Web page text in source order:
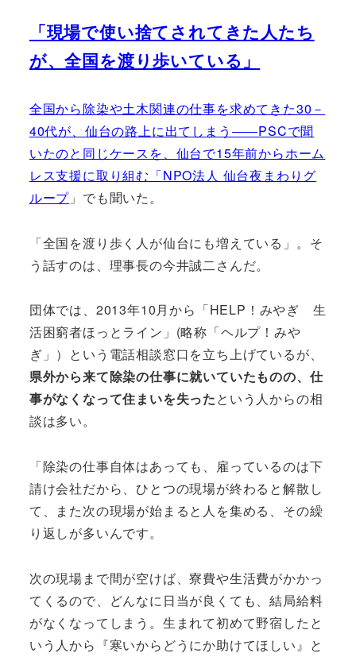
「現場で使い捨てされてきた人たち
が、全国を渡り歩いている」
全国から除染や土木関連の仕事を求めてきた30－
40代が、仙台の路上に出てしまう――PSCで聞
いたのと同じケースを、仙台で15年前からホーム
レス支援に取り組む「NPO法人 仙台夜まわりグ
ループ 」でも聞いた。
「全国を渡り歩く人が仙台にも増えている」。そ
う話すのは、理事長の今井誠二さんだ。
団体では、2013年10月から「HELP！みやぎ 生
活困窮者ほっとライン」(略称「ヘルプ！みや
ぎ」）という電話相談窓口を立ち上げているが、
県外から来て除染の仕事に就いていたものの、仕
事がなくなって住まいを失ったという人からの相
談は多い。
「除染の仕事自体はあっても、雇っているのは下
請け会社だから、ひとつの現場が終わると解散し
て、また次の現場が始まると人を集める、その繰
り返しが多いんです。
次の現場まで間が空けば、寮費や生活費がかかっ
てくるので、どんなに日当が良くても、結局給料
がなくなってしまう。生まれて初めて野宿したと
いう人から『寒いからどうにか助けてほしい』と